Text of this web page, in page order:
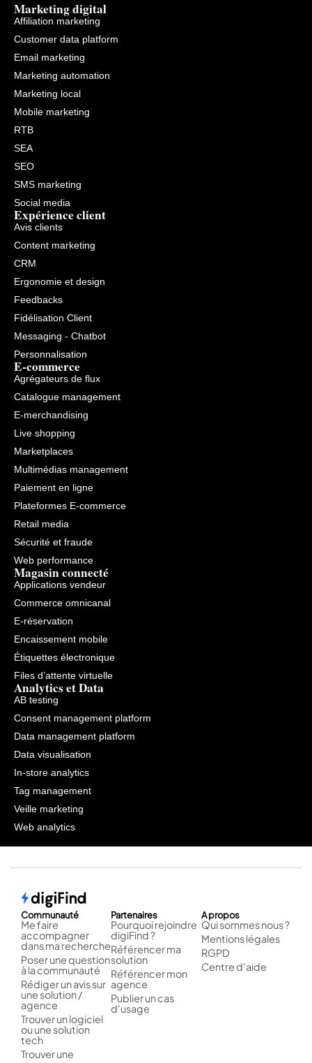
Marketing digital
Affiliation marketing
Customer data platform
Email marketing
Marketing automation
Marketing local
Mobile marketing
RTB
SEA
SEO
SMS marketing
Social media
Expérience client
Avis clients
Content marketing
CRM
Ergonomie et design
Feedbacks
Fidélisation Client
Messaging - Chatbot
Personnalisation
E-commerce
Agrégateurs de flux
Catalogue management
E-merchandising
Live shopping
Marketplaces
Multimédias management
Paiement en ligne
Plateformes E-commerce
Retail media
Sécurité et fraude
Web performance
Magasin connecté
Applications vendeur
Commerce omnicanal
E-réservation
Encaissement mobile
Étiquettes électronique
Files d’attente virtuelle
Analytics et Data
AB testing
Consent management platform
Data management platform
Data visualisation
In-store analytics
Tag management
Veille marketing
Web analytics
Communauté
Me faire
accompagner
dans ma recherche
Poser une question
à la communauté
Rédiger un avis sur
une solution /
agence
Trouver un logiciel
ou une solution
tech
Trouver une
Partenaires
Pourquoi rejoindre
digiFind ?
Référencer ma
solution
Référencer mon
agence
Publier un cas
d'usage
A propos
Qui sommes nous ?
Mentions légales
RGPD
Centre d'aide